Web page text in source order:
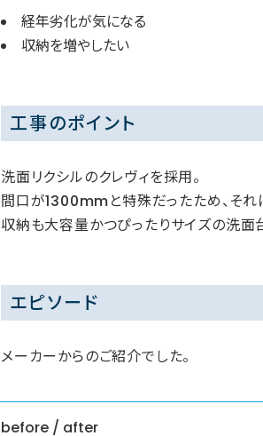
経年劣化が気になる
収納を増やしたい
工事のポイント
洗面リクシルのクレヴィを採用。
間口が1300mmと特殊だったため、それ
収納も大容量かつぴったりサイズの洗面
エピソード
メーカーからのご紹介でした。
before / after